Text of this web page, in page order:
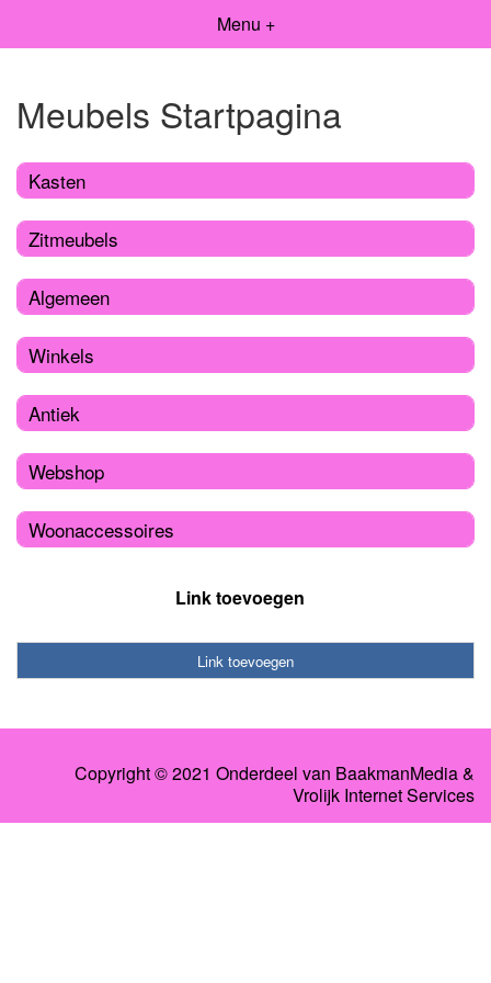
Menu +
Meubels Startpagina
Kasten
Zitmeubels
Algemeen
Winkels
Antiek
Webshop
Woonaccessoires
Link toevoegen
Link toevoegen
Copyright © 2021 Onderdeel van BaakmanMedia&
Vrolijk Internet Services